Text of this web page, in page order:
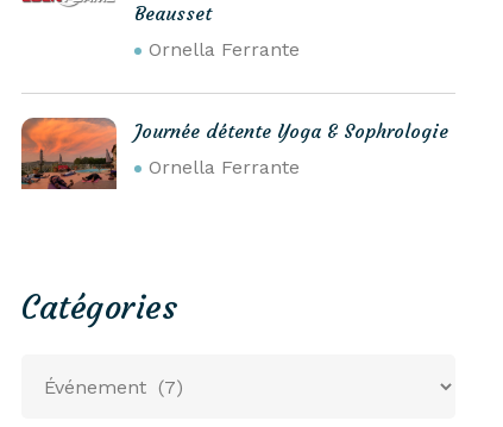
Beausset
Ornella Ferrante
Journée détente Yoga & Sophrologie
Ornella Ferrante
Catégories